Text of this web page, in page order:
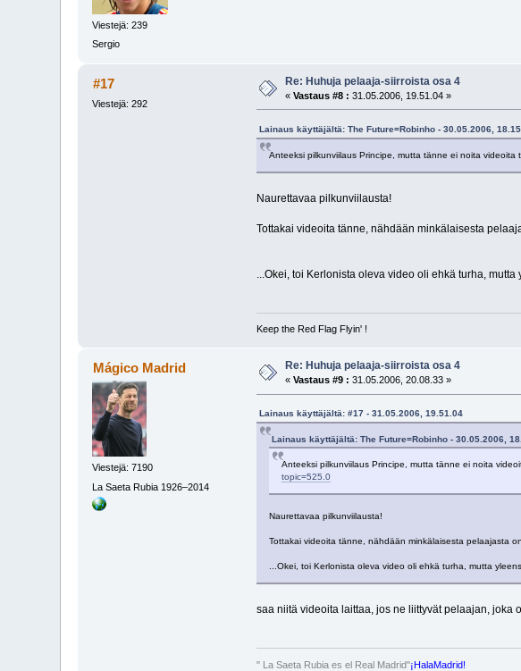
Viestejä: 239
Sergio
#17
Viestejä: 292
Re: Huhuja pelaaja-siirroista osa 4
«Vastaus #8 : 31.05.2006, 19.51.04 »
Lainaus käyttäjältä: The Future=Robinho - 30.05.2006,
Anteeksi pilkunviilaus Principe, mutta tänne ei noita
Naurettavaa pilkunviilausta!
Tottakai videoita tänne, nähdään minkälaisesta
...Okei, toi Kerlonista oleva video oli ehkä turha, mutta
Keep the Red Flag Flyin' !
Mágico Madrid
Viestejä: 7190
La Saeta Rubia 1926–2014
Re: Huhuja pelaaja-siirroista osa 4
«Vastaus #9 : 31.05.2006, 20.08.33 »
Lainaus käyttäjältä: #17 - 31.05.2006, 19.51.04
Lainaus käyttäjältä: The Future=Robinho - 30.05.2006,
Anteeksi pilkunviilaus Principe, mutta tänne ei noita
topic=525.0
Naurettavaa pilkunviilausta!
Tottakai videoita tänne, nähdään minkälaisesta pelaajasta
...Okei, toi Kerlonista oleva video oli ehkä turha, mutta
saa niitä videoita laittaa, jos ne liittyvät pelaajan, joka
" La Saeta Rubia es el Real Madrid"¡HalaMadrid!